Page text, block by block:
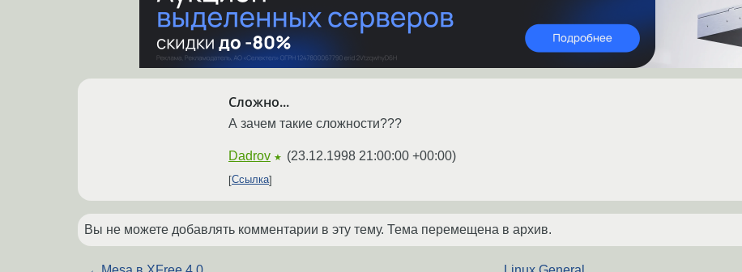
Сложно...
А зачем такие сложности???
Dadrov ★ (23.12.1998 21:00:00 +00:00)
Ссылка
Вы не можете добавлять комментарии в эту тему. Тема перемещена в архив.